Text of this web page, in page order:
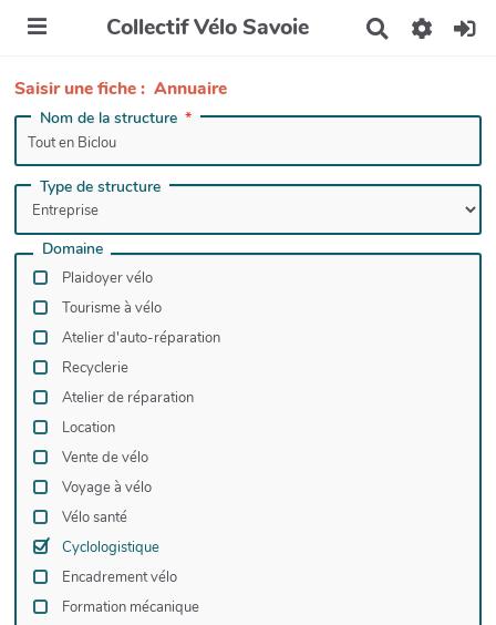
Collectif Vélo Savoie
e
Saisir une fiche : Annuaire
Nom de la structure
Type de structure
Domaine
Plaidoyer vélo
Tourisme à vélo
Atelier d'auto-réparation
Recyclerie
Atelier de réparation
Location
Vente de vélo
Voyage à vélo
Vélo santé
Cyclologistique
Encadrement vélo
Formation mécanique